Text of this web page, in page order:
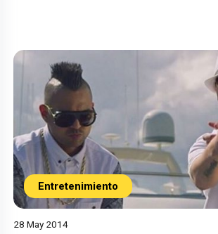
Entretenimiento
28 May 2014